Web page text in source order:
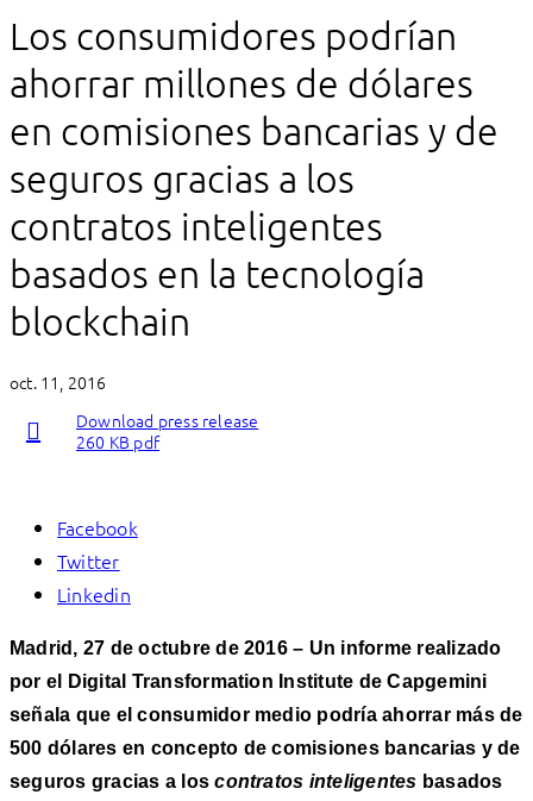
Los consumidores podrían
ahorrar millones de dólares
en comisiones bancarias y de
seguros gracias a los
contratos inteligentes
basados en la tecnología
blockchain
oct. 11, 2016
Download press release
260 KB pdf
Facebook
Twitter
Linkedin
Madrid, 27 de octubre de 2016 – Un informe realizado
por el Digital Transformation Institute de Capgemini
señala que el consumidor medio podría ahorrar más de
500 dólares en concepto de comisiones bancarias y de
seguros gracias a loscontratos inteligentes basados